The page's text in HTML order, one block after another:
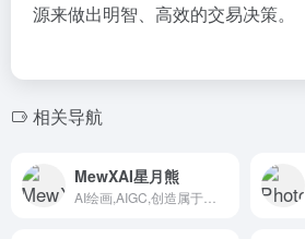
源来做出明智、高效的交易决策。
相关导航
MewXAI星月熊